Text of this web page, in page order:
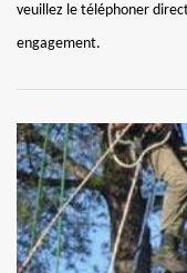
veuillez le téléphoner
engagement.